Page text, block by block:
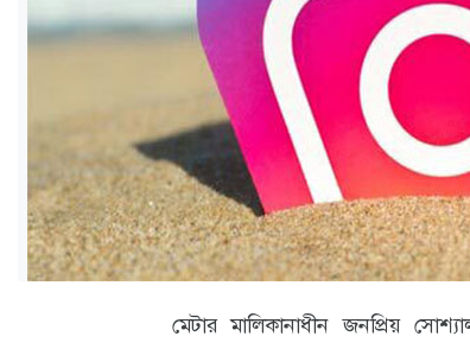
আইন-
আদালত
ক্যাম্পাস
আজকের
পত্রিকা
ক্যারিয়ার
মেটার মালিকানাধীন জনপ্রিয়